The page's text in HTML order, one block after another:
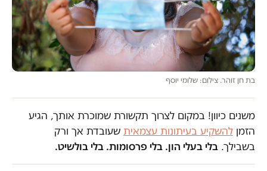
בת חן זוהר. צילום: שלומי יוסף
משנים כיוון! במקום לצרוך תקשורת שמוכרת אותך, הגיע
הזמן להשקיע בעיתונות עצמאית שעובדת אך ורק
בשבילך. בלי בעלי הון. בלי פרסומות. בלי בולשיט.